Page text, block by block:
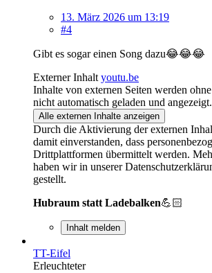
13. März 2026 um 13:19
#4
Gibt es sogar einen Song dazu😂😂😂
Externer Inhalt youtu.be
Inhalte von externen Seiten werden
nicht automatisch geladen und angezeigt.
Alle externen Inhalte anzeigen
Durch die Aktivierung der externen
damit einverstanden, dass
Drittplattformen übermittelt werden.
haben wir in unserer
gestellt.
Hubraum statt Ladebalken💪🏻
Inhalt melden
TT-Eifel
Erleuchteter